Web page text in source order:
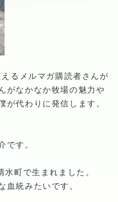
るメルマガ購読者さんが
がなかなか牧場の魅力や
が代わりに発信します。
です。
町で生まれました。
血統みたいです。